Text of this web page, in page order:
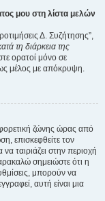
μου στη λίστα μελών
Δ. Συζήτησης”,
τη διάρκεια της
ορατοί μόνο σε
ως μέλος με απόκρυψη.
ζώνης ώρας από
επισκεφθείτε τον
ταιριάζει στην περιοχή
σημειώστε ότι η
μπορούν να
αυτή είναι μια